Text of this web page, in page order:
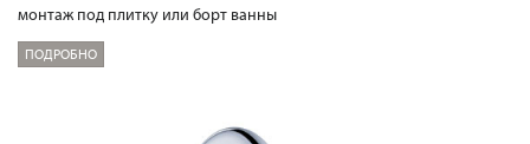
монтаж под плитку или борт ванны
ПОДРОБНО